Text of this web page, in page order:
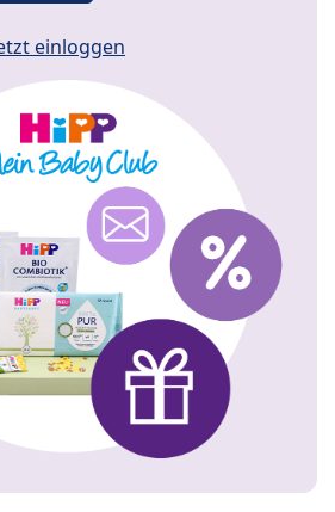
einloggen